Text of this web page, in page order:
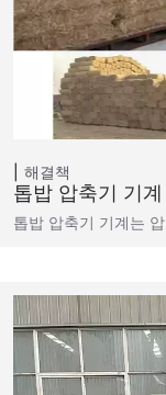
해결책
톱밥 압축기 기
톱밥 압축기 기계는